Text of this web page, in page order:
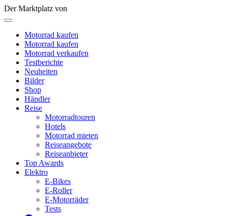
Der Marktplatz von
Motorrad kaufen
Motorrad kaufen
Motorrad verkaufen
Testberichte
Neuheiten
Bilder
Shop
Händler
Reise
Motorradtouren
Hotels
Motorrad mieten
Reiseangebote
Reiseanbieter
Top Awards
Elektro
E-Bikes
E-Roller
E-Motorräder
Tests